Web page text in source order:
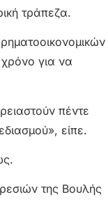
τράπεζα.
για να
πέντε
είπε.
της Βουλής